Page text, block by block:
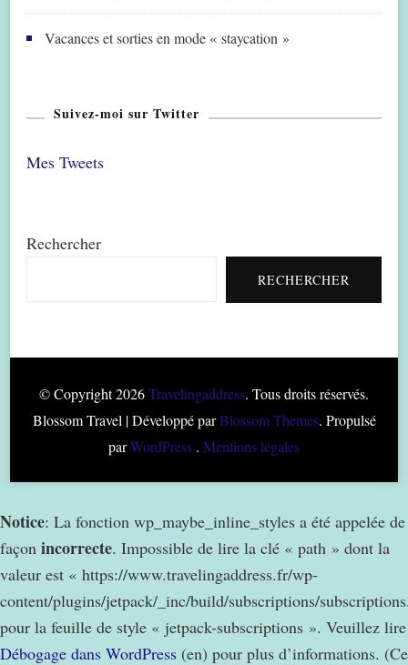
Vacances et sorties en mode « staycation »
Suivez-moi sur Twitter
Mes Tweets
Rechercher
RECHERCHER
© Copyright 2026Travelingaddress. Tous droits réservés.
Blossom Travel | Développé parBlossom Themes. Propulsé
parWordPress . Mentions légales
Notice: La fonction wp_maybe_inline_styles a été appelée de
façon incorrecte. Impossible de lire la clé « path » dont la
valeur est « https://www.travelingaddress.fr/wp-
content/plugins/jetpack/_inc/build/subscriptions/
pour la feuille de style « jetpack-subscriptions ». Veuillez lire
Débogage dans WordPress (en) pour plus d’informations. (Ce